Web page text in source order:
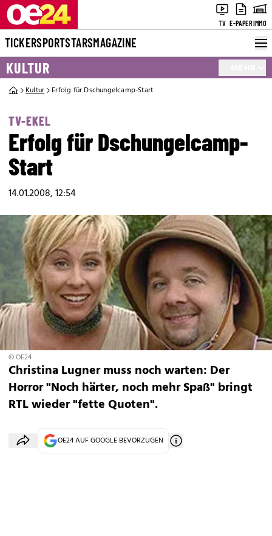
TV E-PAPERIMMO
TICKERSPORTSTARSMAGAZINE
KULTUR
Kultur Erfolg für Dschungelcamp-Start
TV-EKEL
Erfolg für Dschungelcamp-
Start
14.01.2008, 12:54
© OE24
Christina Lugner muss noch warten: Der
Horror "Noch härter, noch mehr Spaß" bringt
RTL wieder "fette Quoten".
OE24 AUF GOOGLE BEVORZUGEN